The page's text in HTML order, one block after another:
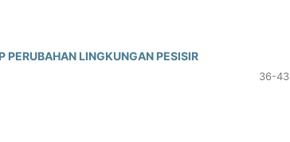
LINGKUNGAN PESISIR
36-43